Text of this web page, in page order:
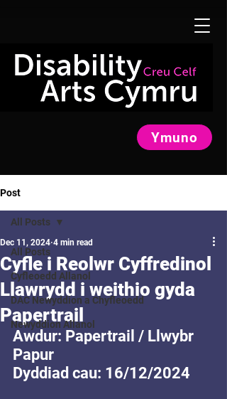
Ymuno
Post
All Posts
Cyfleoedd Allanol
DAC Newyddion a Chyfleoedd
Newyddion Allanol
All Posts
Cyfle i Reolwr Cyffredinol
Llawrydd i weithio gyda
Papertrail
Dec 11, 2024 4 min read
Awdur: Papertrail / Llwybr
Papur
Dyddiad cau: 16/12/2024